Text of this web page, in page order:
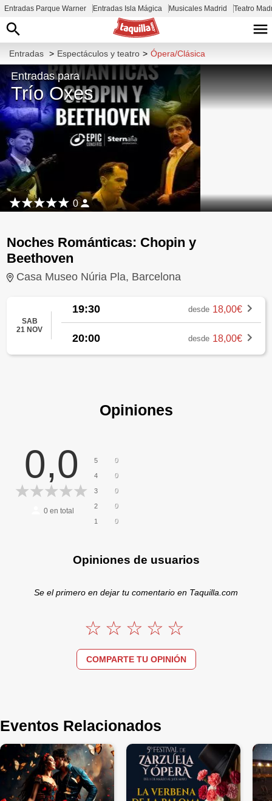
Entradas Parque Warner Entradas Isla Mágica Musicales Madrid Teatro
Entradas > Espectáculos y teatro > Ópera/Clásica
Entradas para
Trío Oxes
0
Noches Románticas: Chopin y
Beethoven
Casa Museo Núria Pla, Barcelona
SAB
21 NOV
19:30 desde 18,00€
20:00 desde 18,00€
Opiniones
0,0
0en total
5 0
4 0
3 0
2 0
1 0
Opiniones de usuarios
Se el primero en dejar tu comentario en Taquilla.com
COMPARTE TU OPINIÓN
Eventos Relacionados